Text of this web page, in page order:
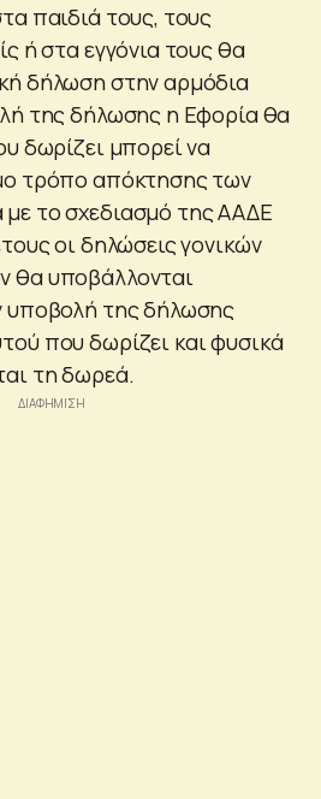
παιδιά τους, τους
ή στα εγγόνια τους θα
δήλωση στην αρμόδια
της δήλωσης η Εφορία θα
δωρίζει μπορεί να
τρόπο απόκτησης των
το σχεδιασμό της ΑΑΔΕ
οι δηλώσεις γονικών
θα υποβάλλονται
υποβολή της δήλωσης
που δωρίζει και φυσικά
τη δωρεά.